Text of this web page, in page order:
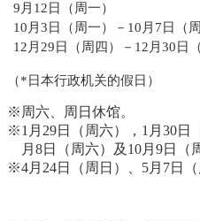
9月12日（周一）
10月3日（周一）－10月7日（周
12月29日（周四）－12月30日
（*日本行政机关的假日）
※周六、周日休馆。
※1月29日（周六），1月30日
月8日（周六）及10月9日（
※4月24日（周日）、5月7日（